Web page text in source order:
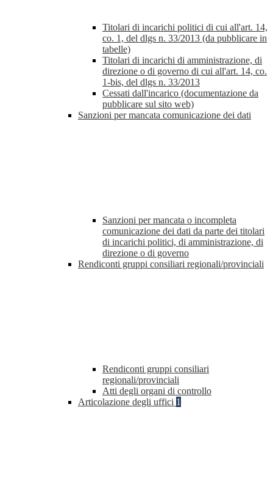
Titolari di incarichi politici di cui all'art. 14,
co. 1, del dlgs n. 33/2013 (da pubblicare in
tabelle)
Titolari di incarichi di amministrazione, di
direzione o di governo di cui all'art. 14, co.
1-bis, del dlgs n. 33/2013
Cessati dall'incarico (documentazione da
pubblicare sul sito web)
Sanzioni per mancata comunicazione dei dati
Sanzioni per mancata o incompleta
comunicazione dei dati da parte dei titolari
di incarichi politici, di amministrazione, di
direzione o di governo
Rendiconti gruppi consiliari regionali/provinciali
Rendiconti gruppi consiliari
regionali/provinciali
Atti degli organi di controllo
Articolazione degli uffici 1